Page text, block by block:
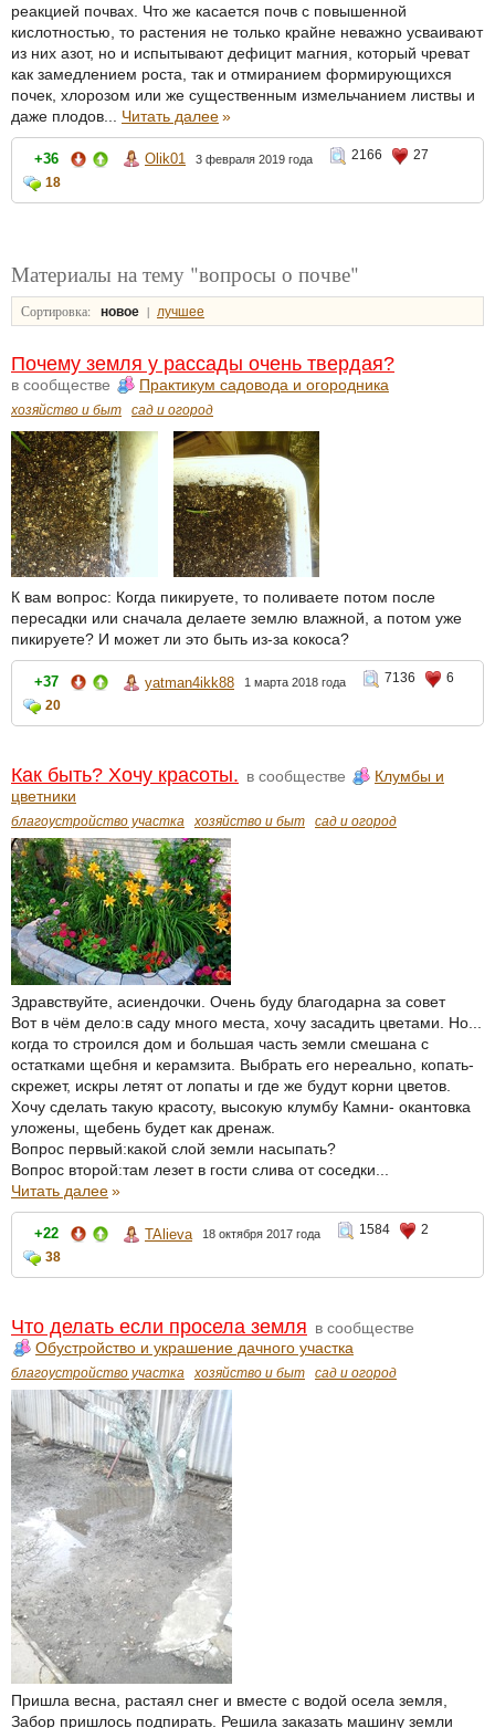
реакцией почвах. Что же касается почв с повышенной
кислотностью, то растения не только крайне неважно усваивают
из них азот, но и испытывают дефицит магния, который чреват
как замедлением роста, так и отмиранием формирующихся
почек, хлорозом или же существенным измельчанием листвы и
даже плодов... Читать далее»
+36 Olik01 3 февраля 2019 года 2166
27
18
Материалы на тему "вопросы о почве"
Сортировка: новое | лучшее
Почему земля у рассады очень твердая?
в сообществе Практикум садовода и огородника
хозяйство и быт сад и огород
К вам вопрос: Когда пикируете, то поливаете потом после
пересадки или сначала делаете землю влажной, а потом уже
пикируете? И может ли это быть из-за кокоса?
+37 yatman4ikk88 1 марта 2018 года 7136
6
20
Как быть? Хочу красоты. в сообществе
Клумбы и
цветники
благоустройство участка хозяйство и быт сад и огород
Здравствуйте, асиендочки. Очень буду благодарна за совет
Вот в чём дело:в саду много места, хочу засадить цветами. Но...
когда то строился дом и большая часть земли смешана с
остатками щебня и керамзита. Выбрать его нереально, копать-
скрежет, искры летят от лопаты и где же будут корни цветов.
Хочу сделать такую красоту, высокую клумбу Камни- окантовка
уложены, щебень будет как дренаж.
Вопрос первый:какой слой земли насыпать?
Вопрос второй:там лезет в гости слива от соседки...
Читать далее»
+22 TAlieva 18 октября 2017 года 1584
2
38
Что делать если просела земля в сообществе
Обустройство и украшение дачного участка
благоустройство участка хозяйство и быт сад и огород
Пришла весна, растаял снег и вместе с водой осела земля,
Забор пришлось подпирать. Решила заказать машину земли